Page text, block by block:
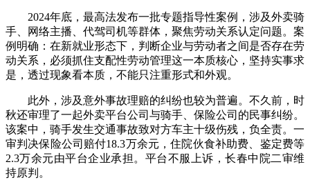
2024年底，最高法发布一批专题指导性案例，涉及外卖骑
手、网络主播、代驾司机等群体，聚焦劳动关系认定问题。案
例明确：在新就业形态下，判断企业与劳动者之间是否存在劳
动关系，必须抓住支配性劳动管理这一本质核心，坚持实事求
是，透过现象看本质，不能只注重形式和外观。
此外，涉及意外事故理赔的纠纷也较为普遍。不久前，时
秋还审理了一起外卖平台公司与骑手、保险公司的民事纠纷。
该案中，骑手发生交通事故致对方车主十级伤残，负全责。一
审判决保险公司赔付18.3万余元，住院伙食补助费、鉴定费等
2.3万余元由平台企业承担。平台不服上诉，长春中院二审维
持原判。